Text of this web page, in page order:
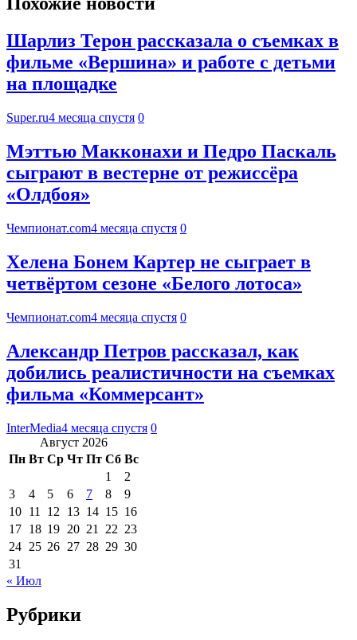
Шарлиз Терон рассказала о съемках в
фильме «Вершина» и работе с детьми
на площадке
Super.ru4 месяца спустя 0
Мэттью Макконахи и Педро Паскаль
сыграют в вестерне от режиссёра
«Олдбоя»
Чемпионат.com4 месяца спустя 0
Хелена Бонем Картер не сыграет в
четвёртом сезоне «Белого лотоса»
Чемпионат.com4 месяца спустя 0
Александр Петров рассказал, как
добились реалистичности на съемках
фильма «Коммерсант»
InterMedia4 месяца спустя 0
Август 2026
Пн Вт Ср Чт Пт Сб Вс
1
2
3
4 5 6 7 8
9
10 11 12 13 14 15 16
17 18 19 20 21 22 23
24 25 26 27 28 29 30
31
« Июл
Рубрики